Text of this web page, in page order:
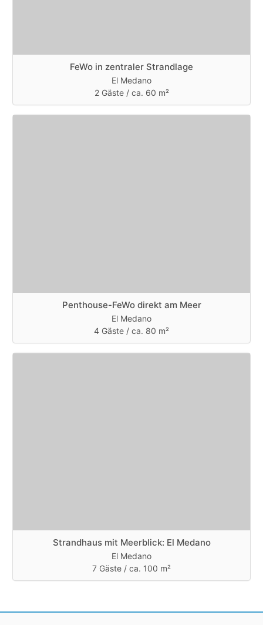
FeWo in zentraler Strandlage
El Medano
2 Gäste / ca. 60 m²
Penthouse-FeWo direkt am Meer
El Medano
4 Gäste / ca. 80 m²
Strandhaus mit Meerblick: El Medano
El Medano
7 Gäste / ca. 100 m²